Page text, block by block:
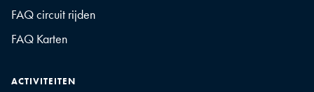
FAQ circuit rijden
FAQ Karten
ACTIVITEITEN